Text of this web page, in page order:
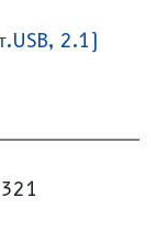
2.1)